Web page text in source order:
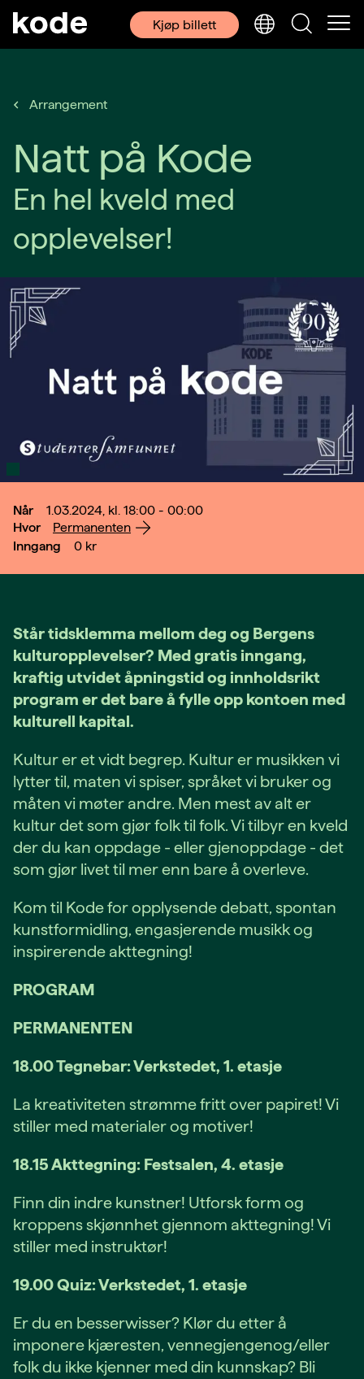
Kjøp billett
Arrangement
Natt på Kode
En hel kveld med
opplevelser!
Når
1.03.2024, kl. 18:00 - 00:00
Hvor
Permanenten
Inngang
0 kr
Står tidsklemma mellom deg og Bergens
kulturopplevelser? Med gratis inngang,
kraftig utvidet åpningstid og innholdsrikt
program er det bare å fylle opp kontoen med
kulturell kapital.
Kultur er et vidt begrep. Kultur er musikken vi
lytter til, maten vi spiser, språket vi bruker og
måten vi møter andre. Men mest av alt er
kultur det som gjør folk til folk. Vi tilbyr en kveld
der du kan oppdage - eller gjenoppdage - det
som gjør livet til mer enn bare å overleve.
Kom til Kode for opplysende debatt, spontan
kunstformidling, engasjerende musikk og
inspirerende akttegning!
PROGRAM
PERMANENTEN
18.00 Tegnebar: Verkstedet, 1. etasje
La kreativiteten strømme fritt over papiret! Vi
stiller med materialer og motiver!
18.15 Akttegning: Festsalen, 4. etasje
Finn din indre kunstner! Utforsk form og
kroppens skjønnhet gjennom akttegning! Vi
stiller med instruktør!
19.00 Quiz: Verkstedet, 1. etasje
Er du en besserwisser? Klør du etter å
imponere kjæresten, vennegjengenog/eller
folk du ikke kjenner med din kunnskap? Bli